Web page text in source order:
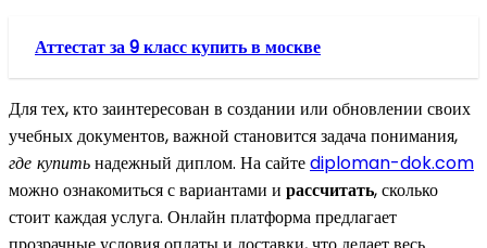
Аттестат за 9 класс купить в москве
Для тех, кто заинтересован в создании или обновлении своих
учебных документов, важной становится задача понимания,
где купитьнадежный диплом. На сайтеdiploman-dok.com
можно ознакомиться с вариантами и рассчитать, сколько
стоит каждая услуга. Онлайн платформа предлагает